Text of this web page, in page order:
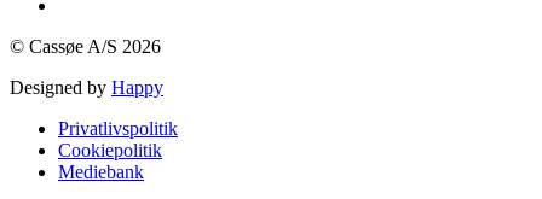
© Cassøe A/S 2026
Designed by Happy
Privatlivspolitik
Cookiepolitik
Mediebank